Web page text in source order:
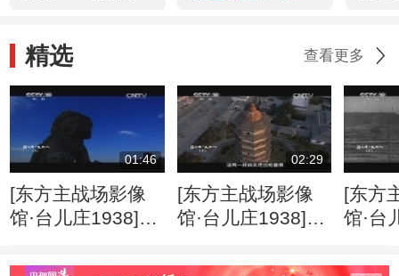
精选 查看更多
01:46
[东方主战场影像
馆·台儿庄1938]王
民族危亡重披战袍
02:29
[东方主战场影像
馆·台儿庄1938]滕
何选择“杂牌川军”
[东方
馆·台
庄滕